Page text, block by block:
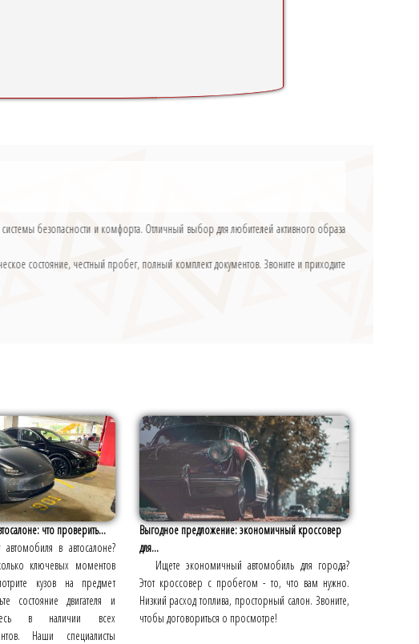
безопасности и комфорта. Отличный выбор для любителей активного образа
состояние, честный пробег, полный комплект документов. Звоните и приходите
что проверить...
автомобиля в автосалоне?
ключевых моментов
кузов на предмет
состояние двигателя и
в наличии всех
Наши специалисты
Выгодное предложение: экономичный кроссовер
для...
Ищете экономичный автомобиль для города?
Этот кроссовер с пробегом - то, что вам нужно.
Низкий расход топлива, просторный салон. Звоните,
чтобы договориться о просмотре!